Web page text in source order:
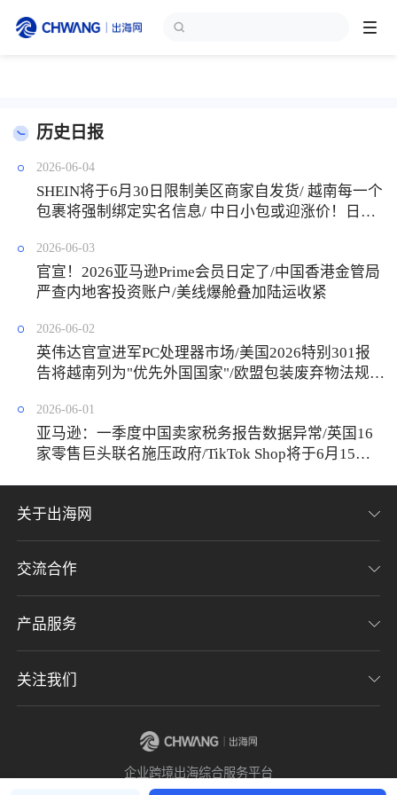
出海服务
出海资讯
跨境报告
出海交流群
了解出海网
历史日报
2026-06-04
SHEIN将于6月30日限制美区商家自发货/ 越南每一个
包裹将强制绑定实名信息/ 中日小包或迎涨价！日本
2026-06-03
官宣！2026亚马逊Prime会员日定了/中国香港金管局
严查内地客投资账户/美线爆舱叠加陆运收紧
2026-06-02
英伟达官宣进军PC处理器市场/美国2026特别301报
告将越南列为"优先外国国家"/欧盟包装废弃物法规8
2026-06-01
亚马逊：一季度中国卖家税务报告数据异常/英国16
家零售巨头联名施压政府/TikTok Shop将于6月15日
关于出海网
关于我们
加入我们
隐私协议
交流合作
联系我们
意见反馈
产品服务
CHWE全球跨境电商展
关注我们
企业跨境出海综合服务平台